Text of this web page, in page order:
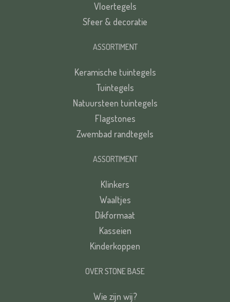
Vloertegels
Sfeer & decoratie
ASSORTIMENT
Keramische tuintegels
Tuintegels
Natuursteen tuintegels
Flagstones
Zwembad randtegels
ASSORTIMENT
Klinkers
Waaltjes
Dikformaat
Kasseien
Kinderkoppen
OVER STONE BASE
Wie zijn wij?